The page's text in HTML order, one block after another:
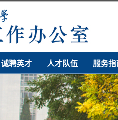
诚聘英才 人才队伍 服务指